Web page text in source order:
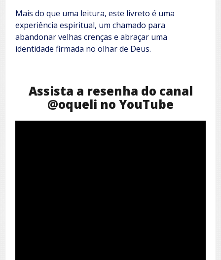
Mais do que uma leitura, este livreto é uma
experiência espiritual, um chamado para
abandonar velhas crenças e abraçar uma
identidade firmada no olhar de Deus.
Assista a resenha do canal
@oqueli no YouTube